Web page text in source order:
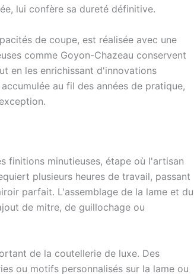
lui confère sa dureté définitive.
de coupe, est réalisée avec une
comme Goyon-Chazeau conservent
en les enrichissant d'innovations
au fil des années de pratique,
finitions minutieuses, étape où l'artisan
plusieurs heures de travail, passant
parfait. L'assemblage de la lame et du
de mitre, de guillochage ou
de la coutellerie de luxe. Des
ou motifs personnalisés sur la lame ou